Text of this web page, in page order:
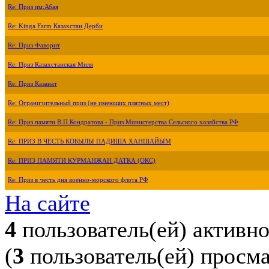
Re: Приз им.Абая
Re: Kinga Farm Казахстан Дерби
Re: Приз Фаворит
Re: Приз Казахстанская Миля
Re: Приз Казанат
Re: Ограничительный приз (не имеющих платных мест)
Re: Приз памяти В.П.Кондратова - Приз Министерства Сельского хозяйства РФ
Re: ПРИЗ В ЧЕСТЬ КОБЫЛЫ ПАДИША ХАНШАЙЫМ
Re: ПРИЗ ПАМЯТИ КУРМАНЖАН ДАТКА (ОКС)
Re: Приз в честь дня военно-морского флота РФ
На сайте
4 пользователь(ей) активно
(3 пользователь(ей)